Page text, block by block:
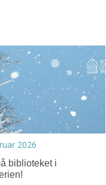
2026
biblioteket i